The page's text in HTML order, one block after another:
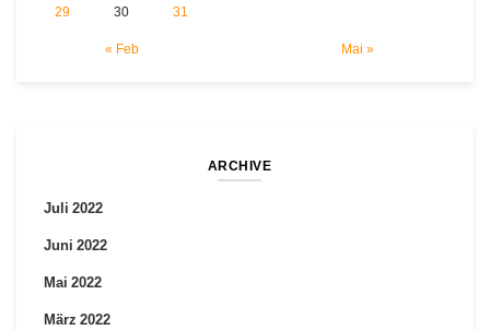
« Feb Mai »
29
30 31
ARCHIVE
Juli 2022
Juni 2022
Mai 2022
März 2022